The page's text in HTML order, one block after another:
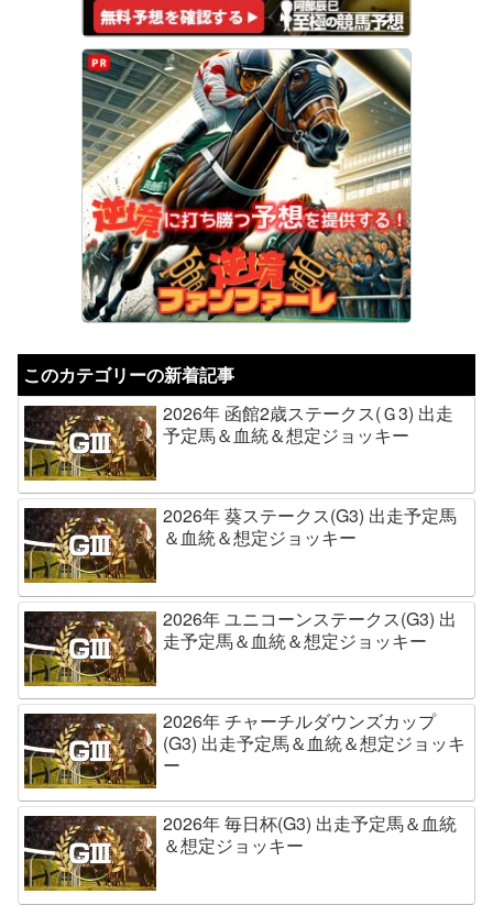
このカテゴリーの新着記事
2026年 函館2歳ステークス(Ｇ3) 出走
予定馬＆血統＆想定ジョッキー
2026年 葵ステークス(G3) 出走予定馬
＆血統＆想定ジョッキー
2026年 ユニコーンステークス(G3) 出
走予定馬＆血統＆想定ジョッキー
2026年 チャーチルダウンズカップ
(G3) 出走予定馬＆血統＆想定ジョッキ
ー
2026年 毎日杯(G3) 出走予定馬＆血統
＆想定ジョッキー